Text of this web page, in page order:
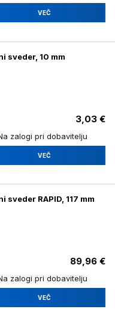
VEČ
sveder, 10 mm
3,03 €
zalogi pri dobavitelju
VEČ
sveder RAPID, 117 mm
89,96 €
zalogi pri dobavitelju
VEČ